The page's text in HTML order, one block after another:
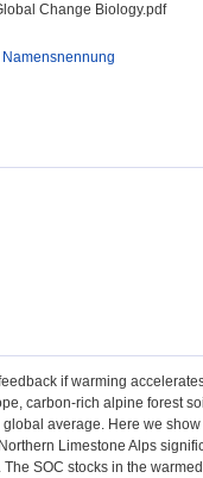
Change Biology.pdf
if warming
carbon-rich alpine forest
average. Here we
Limestone Alps
SOC stocks in the